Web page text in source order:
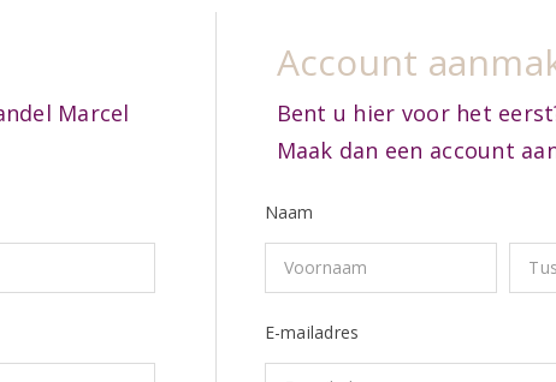
Account
Bent u hier voor het
Maak dan een account
Naam
E-mailadres
Marcel